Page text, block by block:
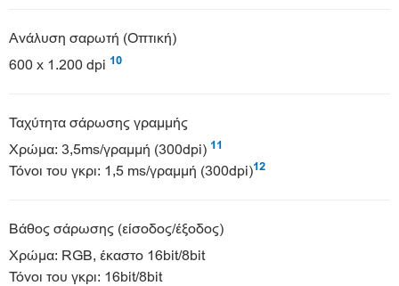
Ανάλυση σαρωτή (Οπτική)
600 x 1.200 dpi 10
Ταχύτητα σάρωσης γραμμής
Χρώμα: 3,5ms/γραμμή (300dpi) 11
Τόνοι του γκρι: 1,5 ms/γραμμή (300dpi)12
Βάθος σάρωσης (είσοδος/έξοδος)
Χρώμα: RGB, έκαστο 16bit/8bit
Τόνοι του γκρι: 16bit/8bit